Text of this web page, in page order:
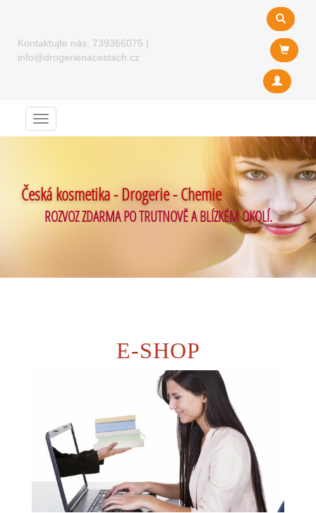
Kontaktujte nás: 739366075 |
info@drogerienacestach.cz
Menu
Česká kosmetika - Drogerie - Chemie
ROZVOZ ZDARMA PO TRUTNOVĚ A BLÍZKÉM OKOLÍ.
E-SHOP